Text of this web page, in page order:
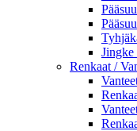
Jingke
Renkaat /